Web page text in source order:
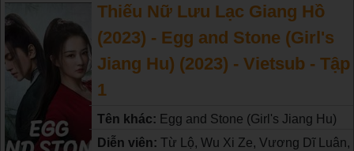
Thiếu Nữ Lưu Lạc Giang Hồ
(2023) - Egg and Stone (Girl's
Jiang Hu) (2023) - Vietsub - Tập
1
Tên khác: Egg and Stone (Girl's Jiang Hu)
Diễn viên: Từ Lộ, Wu Xi Ze, Vương Dĩ Luân,